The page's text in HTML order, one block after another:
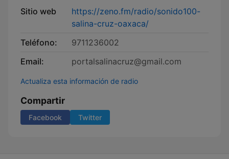
Sitio web
https://zeno.fm/radio/sonido100-
salina-cruz-oaxaca/
Teléfono:
9711236002
Email:
portalsalinacruz@gmail.com
Actualiza esta información de radio
Compartir
Facebook Twitter